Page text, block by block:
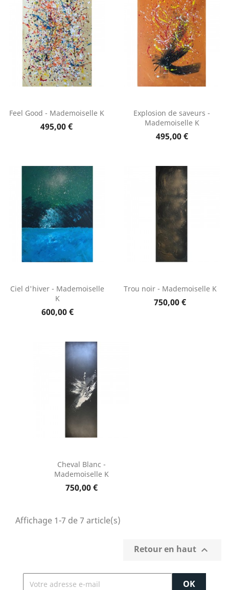
Feel Good - Mademoiselle K
495,00 €
Explosion de saveurs -
Mademoiselle K
495,00 €
Ciel d'hiver - Mademoiselle
K
600,00 €
Trou noir - Mademoiselle K
750,00 €
Cheval Blanc -
Mademoiselle K
750,00 €
Affichage 1-7 de 7 article(s)
Retour en haut 